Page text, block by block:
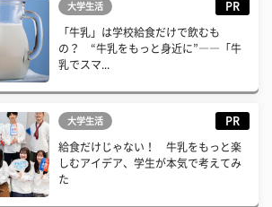
大学生活 PR
「牛乳」は学校給食だけで飲むも
の？ “牛乳をもっと身近に”――「牛
乳でスマ...
大学生活 PR
給食だけじゃない！ 牛乳をもっと楽
しむアイデア、学生が本気で考えてみ
た